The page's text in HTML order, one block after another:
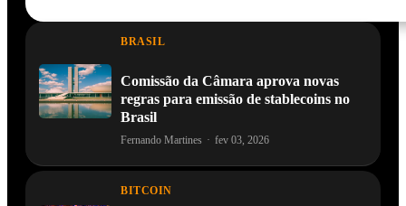
BRASIL
Comissão da Câmara aprova novas
regras para emissão de stablecoins no
Brasil
Fernando Martines · fev 03, 2026
BITCOIN